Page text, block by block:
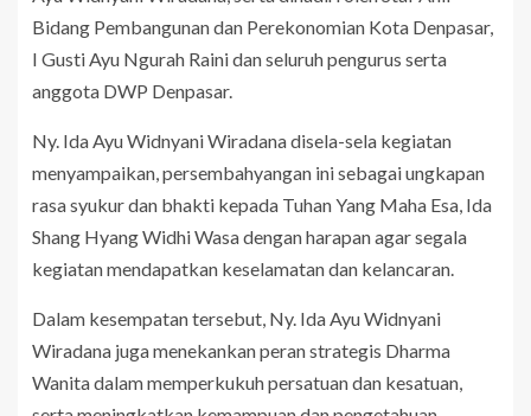
Bidang Pembangunan dan Perekonomian Kota Denpasar,
I Gusti Ayu Ngurah Raini dan seluruh pengurus serta
anggota DWP Denpasar.
Ny. Ida Ayu Widnyani Wiradana disela-sela kegiatan
menyampaikan, persembahyangan ini sebagai ungkapan
rasa syukur dan bhakti kepada Tuhan Yang Maha Esa, Ida
Shang Hyang Widhi Wasa dengan harapan agar segala
kegiatan mendapatkan keselamatan dan kelancaran.
Dalam kesempatan tersebut, Ny. Ida Ayu Widnyani
Wiradana juga menekankan peran strategis Dharma
Wanita dalam memperkukuh persatuan dan kesatuan,